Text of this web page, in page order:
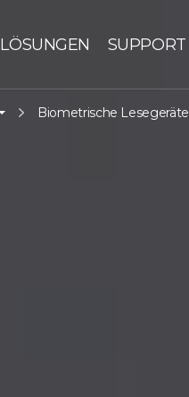
LÖSUNGEN SUPPORT
Biometrische Lesegeräte